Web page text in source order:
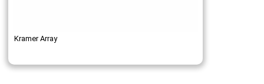
Kramer Array